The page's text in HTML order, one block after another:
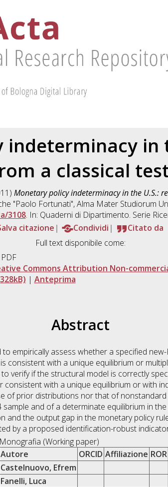
in
a classical
Monetary policy indeterminacy in the U.S.:
"Paolo Fortunati", Alma Mater Studiorum
3108. In: Quaderni di Dipartimento. Serie
citazione
Condividi
Citato da
Full text disponibile come:
Commons Attribution Non-
| Anteprima
Abstract
empirically assess whether a specified
consistent with a unique equilibrium or
verify if the structural model is correctly
with a unique equilibrium or with
of prior distributions nor that of
and of a determinate equilibrium in
and the output gap in the monetary policy
by a proposed identification-robust
Monografia (Working paper)
Autore ORCID Affiliazione ROR
Castelnuovo, Efrem
Fanelli, Luca